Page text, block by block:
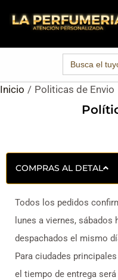
contenido
Search
for:
Inicio Politicas de Envio
COMPRAS AL DETAL
Todos los pedidos
lunes a viernes,
despachados el mismo
Para ciudades
el tiempo de entrega